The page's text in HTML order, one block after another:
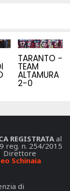
TARANTO -
TEAM
ALTAMURA
2-0
REGISTRATAal
reg. n. 254/2015
Direttore
Schinaia
di